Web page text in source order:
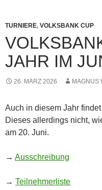
TURNIERE, VOLKSBANK CUP
JAHR IM
26. MÄRZ 2026 MAGNUS
Auch in diesem Jahr
Dieses allerdings nicht,
am 20. Juni.
→ Ausschreibung
→ Teilnehmerliste